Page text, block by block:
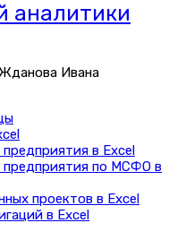
аналитики
Ивана
в Excel
предприятия по МСФО в
проектов в Excel
в Excel